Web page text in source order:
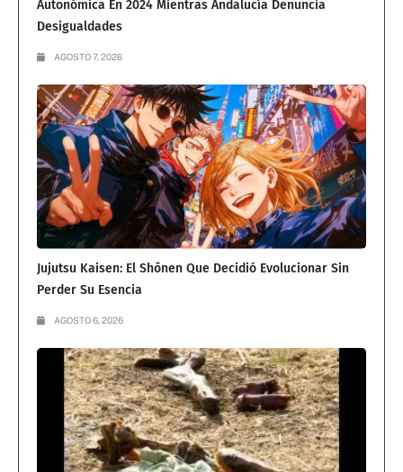
Autonómica En 2024 Mientras Andalucía Denuncia
Desigualdades
AGOSTO 7, 2026
Jujutsu Kaisen: El Shōnen Que Decidió Evolucionar Sin
Perder Su Esencia
AGOSTO 6, 2026